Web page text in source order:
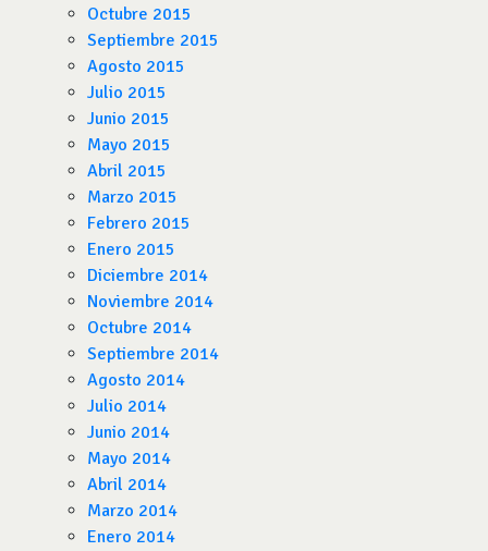
Octubre 2015
Septiembre 2015
Agosto 2015
Julio 2015
Junio 2015
Mayo 2015
Abril 2015
Marzo 2015
Febrero 2015
Enero 2015
Diciembre 2014
Noviembre 2014
Octubre 2014
Septiembre 2014
Agosto 2014
Julio 2014
Junio 2014
Mayo 2014
Abril 2014
Marzo 2014
Enero 2014